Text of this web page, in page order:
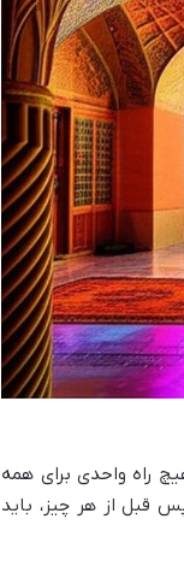
راه واحدی برای همه
قبل از هر چیز، باید